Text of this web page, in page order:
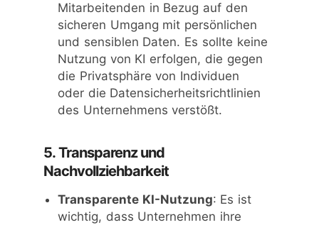
Mitarbeitenden in Bezug auf den
sicheren Umgang mit persönlichen
und sensiblen Daten. Es sollte keine
Nutzung von KI erfolgen, die gegen
die Privatsphäre von Individuen
oder die Datensicherheitsrichtlinien
des Unternehmens verstößt.
5. Transparenz und
Nachvollziehbarkeit
Transparente KI-Nutzung: Es ist
wichtig, dass Unternehmen ihre